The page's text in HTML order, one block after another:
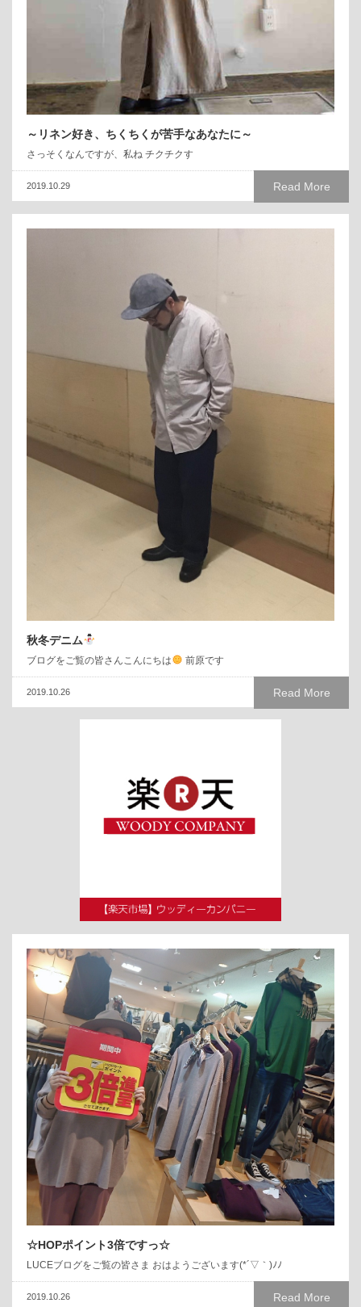
～リネン好き、ちくちくが苦手なあなたに～
さっそくなんですが、私ね チクチクす
Read More
2019.10.29
秋冬デニム
ブログをご覧の皆さんこんにちは 前原です
Read More
2019.10.26
☆HOPポイント3倍ですっ☆
LUCEブログをご覧の皆さま おはようございます(*´▽｀)ﾉﾉ
Read More
2019.10.26